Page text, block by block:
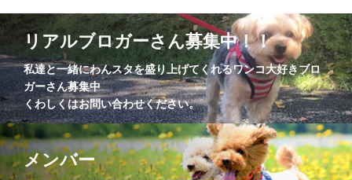
リアルブロガーさん募集中！！
私達と一緒にわんスタを盛り上げてくれるワンコ大好きブロ
ガーさん募集中
くわしくはお問い合わせください。
メンバー